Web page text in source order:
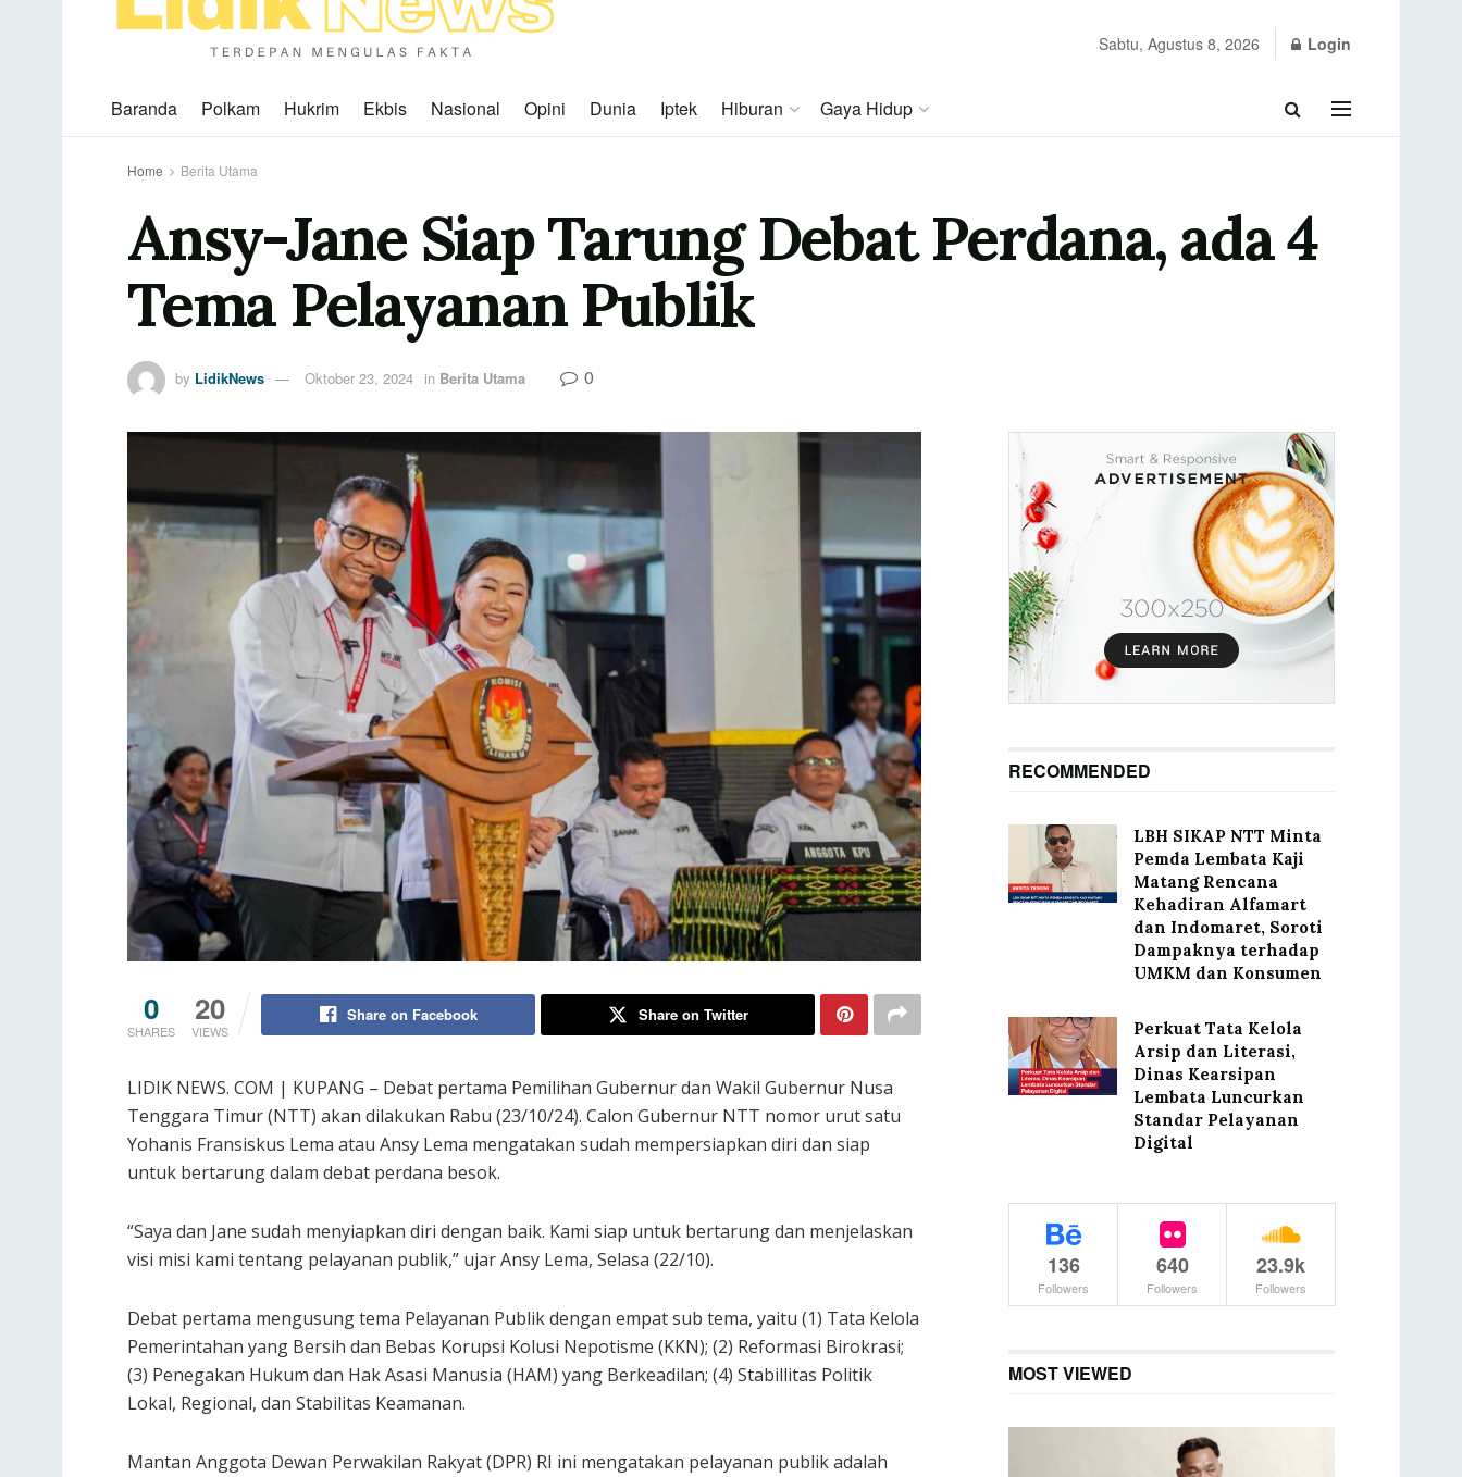
Sabtu, Agustus 8, 2026 Login
Baranda Polkam Hukrim Ekbis Nasional Opini Dunia Iptek Hiburan Gaya Hidup
Home Berita Utama
Ansy-Jane Siap Tarung Debat Perdana, ada 4
Tema Pelayanan Publik
by LidikNews Oktober 23, 2024 in Berita Utama 0
0
SHARES
20
VIEWS
Share on Facebook Share on Twitter
LIDIK NEWS. COM | KUPANG – Debat pertama Pemilihan Gubernur dan Wakil Gubernur Nusa
Tenggara Timur (NTT) akan dilakukan Rabu (23/10/24). Calon Gubernur NTT nomor urut satu
Yohanis Fransiskus Lema atau Ansy Lema mengatakan sudah mempersiapkan diri dan siap
untuk bertarung dalam debat perdana besok.
“Saya dan Jane sudah menyiapkan diri dengan baik. Kami siap untuk bertarung dan menjelaskan
visi misi kami tentang pelayanan publik,” ujar Ansy Lema, Selasa (22/10).
Debat pertama mengusung tema Pelayanan Publik dengan empat sub tema, yaitu (1) Tata Kelola
Pemerintahan yang Bersih dan Bebas Korupsi Kolusi Nepotisme (KKN); (2) Reformasi Birokrasi;
(3) Penegakan Hukum dan Hak Asasi Manusia (HAM) yang Berkeadilan; (4) Stabillitas Politik
Lokal, Regional, dan Stabilitas Keamanan.
Mantan Anggota Dewan Perwakilan Rakyat (DPR) RI ini mengatakan pelayanan publik adalah
RECOMMENDED
LBH SIKAP NTT Minta
Pemda Lembata Kaji
Matang Rencana
Kehadiran Alfamart
dan Indomaret, Soroti
Dampaknya terhadap
UMKM dan Konsumen
Perkuat Tata Kelola
Arsip dan Literasi,
Dinas Kearsipan
Lembata Luncurkan
Standar Pelayanan
Digital
136
Followers
640
Followers
23.9k
Followers
MOST VIEWED